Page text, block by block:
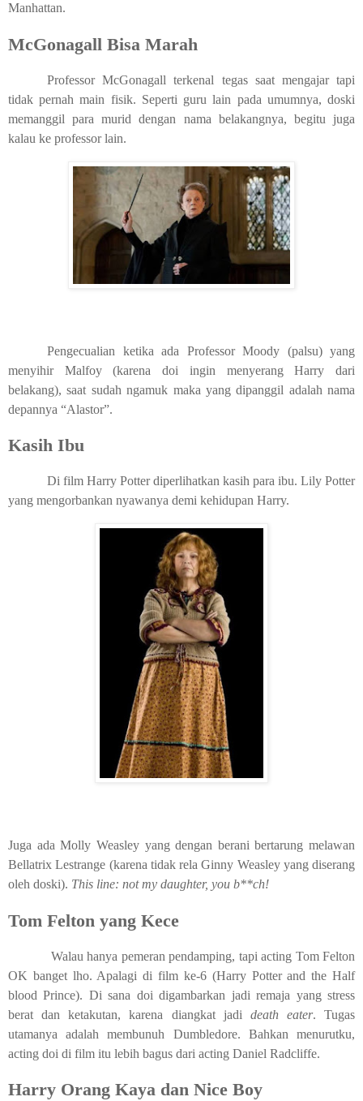
Manhattan.
McGonagall Bisa Marah
Professor McGonagall terkenal tegas saat mengajar tapi
tidak pernah main fisik. Seperti guru lain pada umumnya, doski
memanggil para murid dengan nama belakangnya, begitu juga
kalau ke professor lain.
Pengecualian ketika ada Professor Moody (palsu) yang
menyihir Malfoy (karena doi ingin menyerang Harry dari
belakang), saat sudah ngamuk maka yang dipanggil adalah nama
depannya “Alastor”.
Kasih Ibu
Di film Harry Potter diperlihatkan kasih para ibu. Lily Potter
yang mengorbankan nyawanya demi kehidupan Harry.
Juga ada Molly Weasley yang dengan berani bertarung melawan
Bellatrix Lestrange (karena tidak rela Ginny Weasley yang diserang
oleh doski). This line: not my daughter, you b**ch!
Tom Felton yang Kece
Walau hanya pemeran pendamping, tapi acting Tom Felton
OK banget lho. Apalagi di film ke-6 (Harry Potter and the Half
blood Prince). Di sana doi digambarkan jadi remaja yang stress
berat dan ketakutan, karena diangkat jadi death eater. Tugas
utamanya adalah membunuh Dumbledore. Bahkan menurutku,
acting doi di film itu lebih bagus dari acting Daniel Radcliffe.
Harry Orang Kaya dan Nice Boy